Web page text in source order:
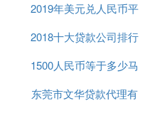
2019年美元兑人民币平
均汇率
2018十大贷款公司排行
榜
1500人民币等于多少马
来西亚币
东莞市文华贷款代理有